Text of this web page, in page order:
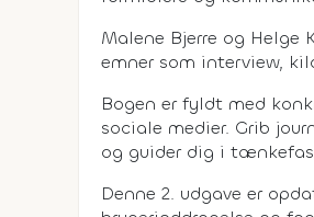
Malene Bjerre og Helge
emner som interview,
Bogen er fyldt med
sociale medier. Grib
og guider dig i
Denne 2. udgave er